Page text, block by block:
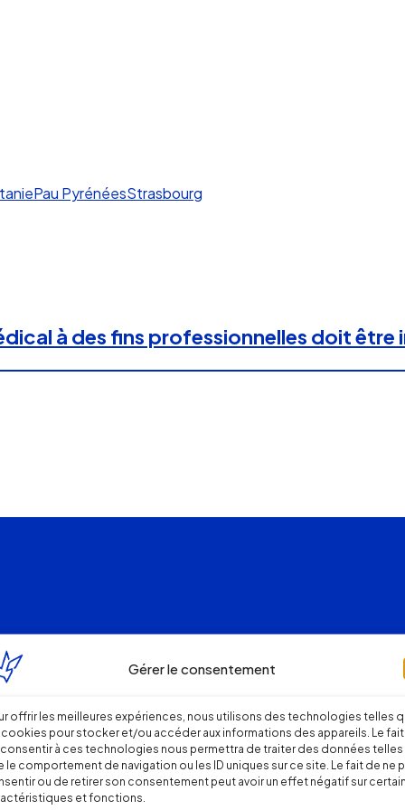
Gérer le consentement
offrir les meilleures expériences, nous utilisons des technologies telles
cookies pour stocker et/ou accéder aux informations des appareils. Le fait
à ces technologies nous permettra de traiter des données telles
le comportement de navigation ou les ID uniques sur ce site. Le fait de ne
ou de retirer son consentement peut avoir un effet négatif sur
et fonctions.
Pau PyrénéesStrasbourg
à des fins professionnelles doit être